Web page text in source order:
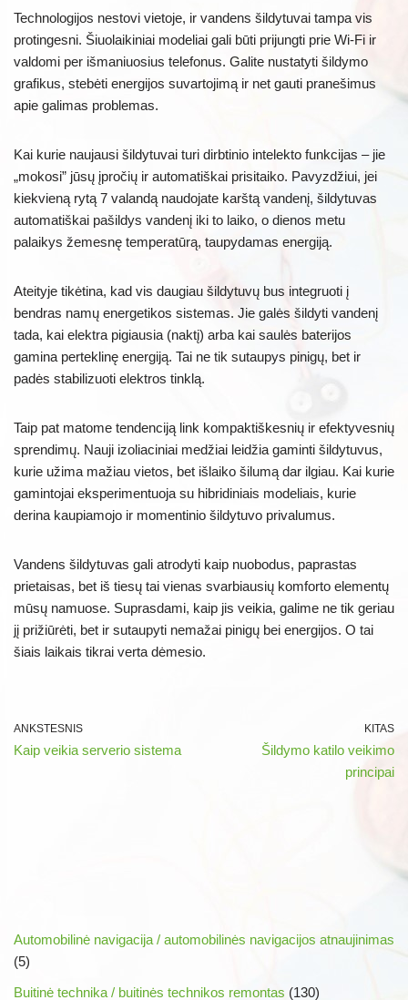
Technologijos nestovi vietoje, ir vandens šildytuvai tampa vis
protingesni. Šiuolaikiniai modeliai gali būti prijungti prie Wi-Fi ir
valdomi per išmaniuosius telefonus. Galite nustatyti šildymo
grafikus, stebėti energijos suvartojimą ir net gauti pranešimus
apie galimas problemas.
Kai kurie naujausi šildytuvai turi dirbtinio intelekto funkcijas – jie
„mokosi” jūsų įpročių ir automatiškai prisitaiko. Pavyzdžiui, jei
kiekvieną rytą 7 valandą naudojate karštą vandenį, šildytuvas
automatiškai pašildys vandenį iki to laiko, o dienos metu
palaikys žemesnę temperatūrą, taupydamas energiją.
Ateityje tikėtina, kad vis daugiau šildytuvų bus integruoti į
bendras namų energetikos sistemas. Jie galės šildyti vandenį
tada, kai elektra pigiausia (naktį) arba kai saulės baterijos
gamina perteklinę energiją. Tai ne tik sutaupys pinigų, bet ir
padės stabilizuoti elektros tinklą.
Taip pat matome tendenciją link kompaktiškesnių ir efektyvesnių
sprendimų. Nauji izoliaciniai medžiai leidžia gaminti šildytuvus,
kurie užima mažiau vietos, bet išlaiko šilumą dar ilgiau. Kai kurie
gamintojai eksperimentuoja su hibridiniais modeliais, kurie
derina kaupiamojo ir momentinio šildytuvo privalumus.
Vandens šildytuvas gali atrodyti kaip nuobodus, paprastas
prietaisas, bet iš tiesų tai vienas svarbiausių komforto elementų
mūsų namuose. Suprasdami, kaip jis veikia, galime ne tik geriau
jį prižiūrėti, bet ir sutaupyti nemažai pinigų bei energijos. O tai
šiais laikais tikrai verta dėmesio.
ANKSTESNIS
Kaip veikia serverio sistema
KITAS
Šildymo katilo veikimo
principai
Automobilinė navigacija / automobilinės navigacijos atnaujinimas
(5)
Buitinė technika / buitinės technikos remontas (130)